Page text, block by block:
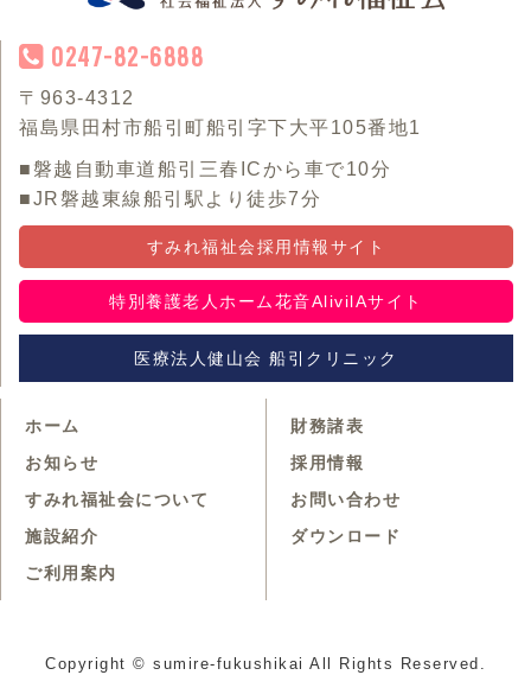
0247-82-6888
〒963-4312
福島県田村市船引町船引字下大平105番地1
■磐越自動車道船引三春ICから車で10分
■JR磐越東線船引駅より徒歩7分
すみれ福祉会採用情報サイト
特別養護老人ホーム花音AlivilAサイト
医療法人健山会 船引クリニック
ホーム
お知らせ
すみれ福祉会について
施設紹介
ご利用案内
財務諸表
採用情報
お問い合わせ
ダウンロード
Copyright © sumire-fukushikai All Rights Reserved.